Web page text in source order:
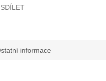
SDÍLET
informace